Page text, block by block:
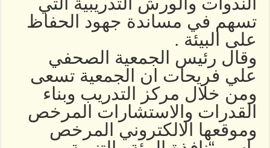
تسهم في مساندة جهود الحفاظ
على البيئة .
وقال رئيس الجمعية الصحفي
علي فريحات ان الجمعية تسعى
ومن خلال مركز التدريب وبناء
القدرات والاستشارات المرخص
وموقعها الالكتروني المرخص